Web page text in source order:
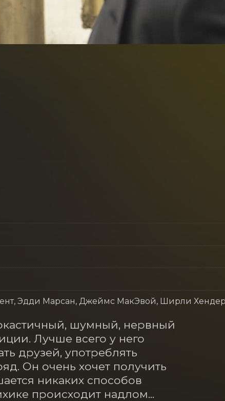
Эдди Марсан, Джеймс МакЭвой, Ширли
шумный, нервный
Лучше всего у него
друзей, употреблять
Он очень хочет получить
никаких способов
происходит надлом...